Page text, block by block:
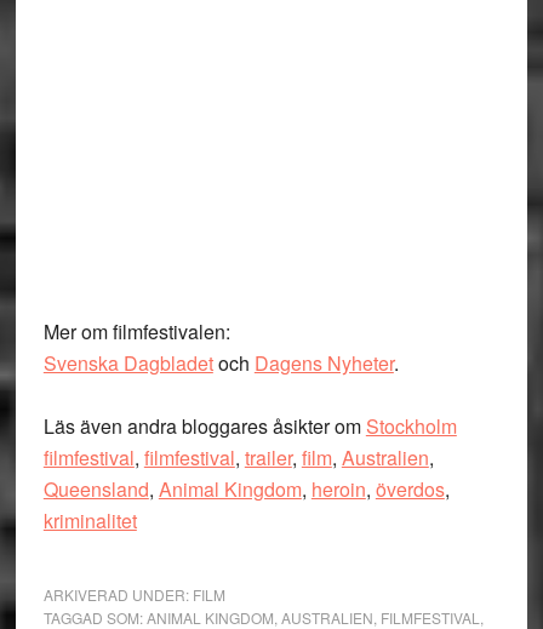
Mer om filmfestivalen:
Svenska Dagbladetoch Dagens Nyheter.
Läs även andra bloggares åsikter om Stockholm
filmfestival, filmfestival, trailer, film, Australien,
Queensland, Animal Kingdom, heroin, överdos,
kriminalitet
ARKIVERAD UNDER: FILM
TAGGAD SOM:ANIMAL KINGDOM AUSTRALIEN FILMFESTIVAL